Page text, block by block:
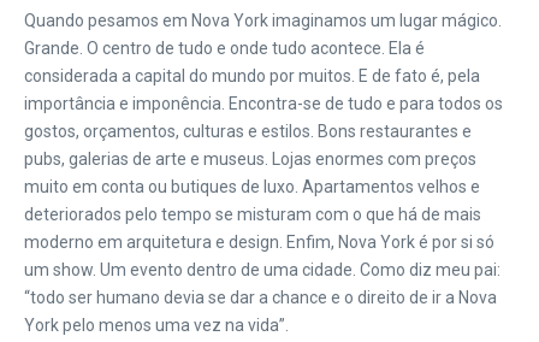
Quando pesamos em Nova York imaginamos um lugar mágico.
Grande. O centro de tudo e onde tudo acontece. Ela é
considerada a capital do mundo por muitos. E de fato é, pela
importância e imponência. Encontra-se de tudo e para todos os
gostos, orçamentos, culturas e estilos. Bons restaurantes e
pubs, galerias de arte e museus. Lojas enormes com preços
muito em conta ou butiques de luxo. Apartamentos velhos e
deteriorados pelo tempo se misturam com o que há de mais
moderno em arquitetura e design. Enfim, Nova York é por si só
um show. Um evento dentro de uma cidade. Como diz meu pai:
“todo ser humano devia se dar a chance e o direito de ir a Nova
York pelo menos uma vez na vida”.